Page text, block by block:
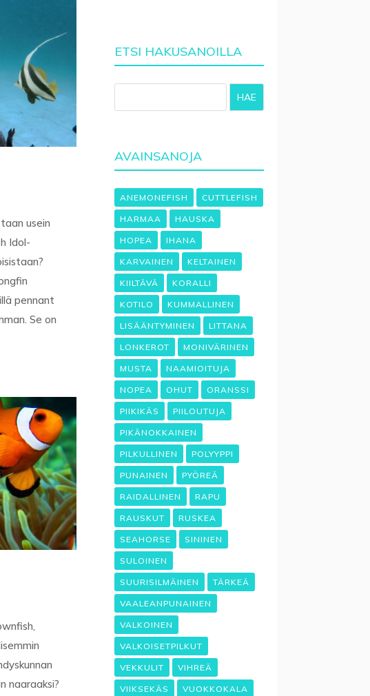
usein
Idol-
pennant
Se on
naaraaksi?
ETSI HAKUSANOILLA
HAE
AVAINSANOJA
ANEMONEFISH CUTTLEFISH
HARMAA HAUSKA
HOPEA IHANA
KARVAINEN KELTAINEN
KIILTÄVÄ KORALLI
KOTILO KUMMALLINEN
LISÄÄNTYMINEN LITTANA
LONKEROT MONIVÄRINEN
MUSTA NAAMIOITUJA
NOPEA OHUT ORANSSI
PIIKIKÄS PIILOUTUJA
PIKÄNOKKAINEN
PILKULLINEN POLYYPPI
PUNAINEN PYÖREÄ
RAIDALLINEN RAPU
RAUSKUT RUSKEA
SEAHORSE SININEN
SULOINEN
SUURISILMÄINEN TÄRKEÄ
VAALEANPUNAINEN
VALKOINEN
VALKOISETPILKUT
VEKKULIT VIHREÄ
VIIKSEKÄS VUOKKOKALA